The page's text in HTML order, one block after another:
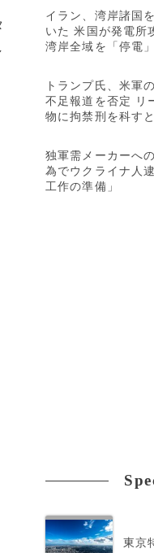
イラン、湾岸諸国
いた 米国が発電所
湾岸全域を「停電
トランプ氏、米軍
不足報道を否定 リ
物に拘禁刑を科す
独軍需メーカーへ
為でウクライナ人
工作の準備」
東京